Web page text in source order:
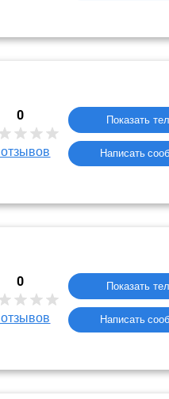
0
отзывов Написать
0
отзывов Написать